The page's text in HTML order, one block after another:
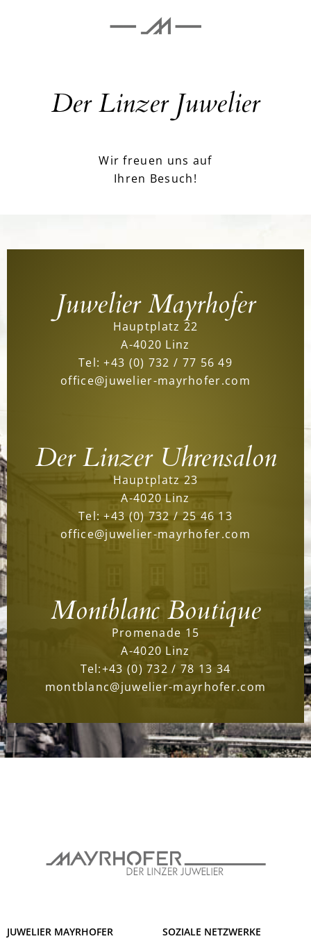
Der Linzer Juwelier
Wir freuen uns auf
Ihren Besuch!
Juwelier Mayrhofer
Hauptplatz 22
A-4020 Linz
Tel:+43 (0) 732 / 77 56 49
office@juwelier-mayrhofer.com
Der Linzer Uhrensalon
Hauptplatz 23
A-4020 Linz
Tel:+43 (0) 732 / 25 46 13
office@juwelier-mayrhofer.com
Montblanc Boutique
Promenade 15
A-4020 Linz
Tel:+43 (0) 732 / 78 13 34
montblanc@juwelier-mayrhofer.com
JUWELIER MAYRHOFER SOZIALE NETZWERKE